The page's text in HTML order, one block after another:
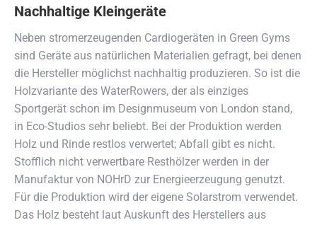
Nachhaltige Kleingeräte
Neben stromerzeugenden Cardiogeräten in Green Gyms
sind Geräte aus natürlichen Materialien gefragt, bei denen
die Hersteller möglichst nachhaltig produzieren. So ist die
Holzvariante des WaterRowers, der als einziges
Sportgerät schon im Designmuseum von London stand,
in Eco-Studios sehr beliebt. Bei der Produktion werden
Holz und Rinde restlos verwertet; Abfall gibt es nicht.
Stofflich nicht verwertbare Resthölzer werden in der
Manufaktur von NOHrD zur Energieerzeugung genutzt.
Für die Produktion wird der eigene Solarstrom verwendet.
Das Holz besteht laut Auskunft des Herstellers aus